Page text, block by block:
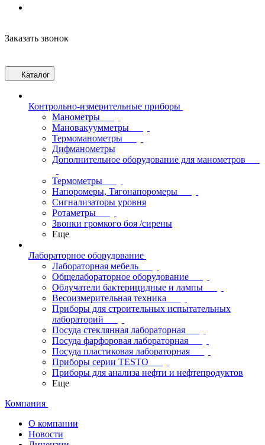
Заказать звонок
Каталог
Контрольно-измерительные приборы
Манометры
Мановакуумметры
Термоманометры
Дифманометры
Дополнительное оборудование для манометров
Термометры
Напоромеры, Тягонапоромеры
Сигнализаторы уровня
Ротаметры
Звонки громкого боя /сирены
Еще
Лабораторное оборудование
Лабораторная мебель
Общелабораторное оборудование
Облучатели бактерицидные и лампы
Весоизмерительная техника
Приборы для строительных испытательных
лабораторий
Посуда стеклянная лабораторная
Посуда фарфоровая лабораторная
Посуда пластиковая лабораторная
Приборы серии TESTO
Приборы для анализа нефти и нефтепродуктов
Еще
Компания
О компании
Новости